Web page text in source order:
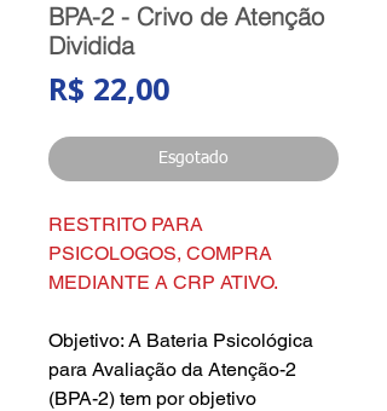
BPA-2 - Crivo de Atenção
Dividida
R$ 22,00Preço
Esgotado
RESTRITO PARA
PSICOLOGOS, COMPRA
MEDIANTE A CRP ATIVO.
Objetivo: A Bateria Psicológica
para Avaliação da Atenção-2
(BPA-2) tem por objetivo